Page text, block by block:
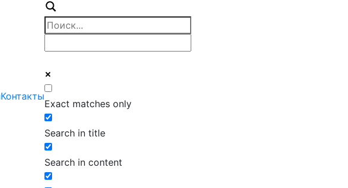
Контакты
Exact matches only
Search in title
Search in content